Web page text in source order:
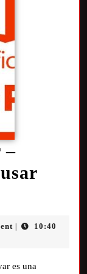
–
10:40
es una